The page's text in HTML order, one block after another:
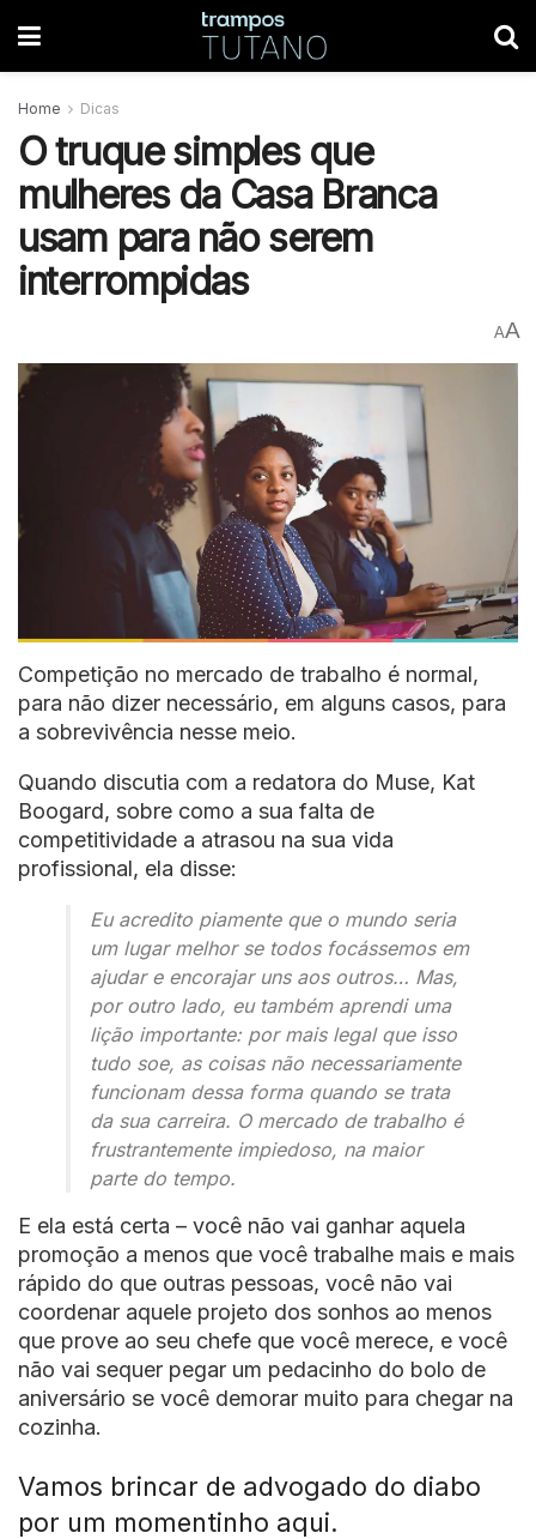
Home Dicas
O truque simples que
mulheres da Casa Branca
usam para não serem
interrompidas
AA
Competição no mercado de trabalho é normal,
para não dizer necessário, em alguns casos, para
a sobrevivência nesse meio.
Quando discutia com a redatora do Muse, Kat
Boogard, sobre como a sua falta de
competitividade a atrasou na sua vida
profissional, ela disse:
Eu acredito piamente que o mundo seria
um lugar melhor se todos focássemos em
ajudar e encorajar uns aos outros… Mas,
por outro lado, eu também aprendi uma
lição importante: por mais legal que isso
tudo soe, as coisas não necessariamente
funcionam dessa forma quando se trata
da sua carreira. O mercado de trabalho é
frustrantemente impiedoso, na maior
parte do tempo.
E ela está certa – você não vai ganhar aquela
promoção a menos que você trabalhe mais e mais
rápido do que outras pessoas, você não vai
coordenar aquele projeto dos sonhos ao menos
que prove ao seu chefe que você merece, e você
não vai sequer pegar um pedacinho do bolo de
aniversário se você demorar muito para chegar na
cozinha.
Vamos brincar de advogado do diabo
por um momentinho aqui.